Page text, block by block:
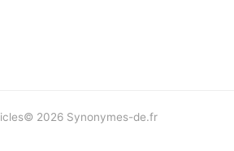
© 2026 Synonymes-de.fr